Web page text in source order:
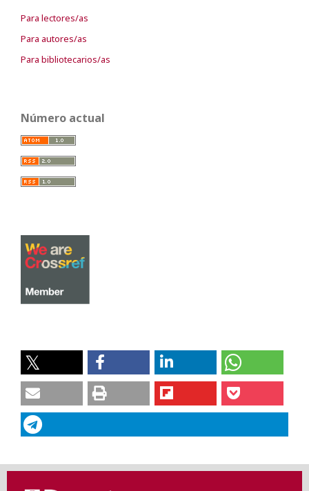
Para lectores/as
Para autores/as
Para bibliotecarios/as
Número actual